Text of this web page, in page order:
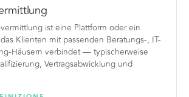
ist eine Plattform oder ein
Klienten mit passenden Beratungs-, IT-
Häusern verbindet — typischerweise
Vertragsabwicklung und